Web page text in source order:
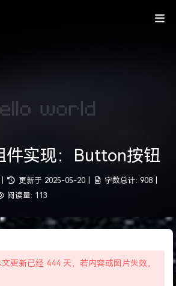
件实现：Button按钮
更新于 2025-05-20 字数总计: 908
阅读量: 113
文更新已经 444 天，若内容或图片失效，